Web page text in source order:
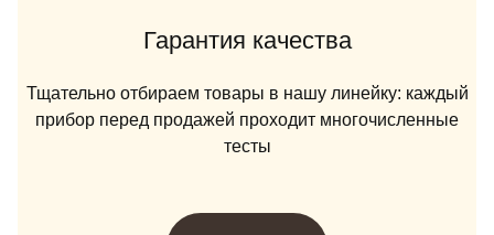
Гарантия качества
Тщательно отбираем товары в нашу линейку: каждый
прибор перед продажей проходит многочисленные
тесты